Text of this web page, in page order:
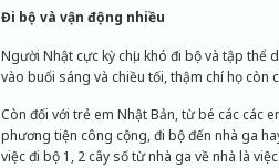
Đi bộ và vận động nhiều
Người Nhật cực kỳ chịu khó đi bộ và tập
vào buổi sáng và chiều tối, thậm chí họ còn
Còn đối với trẻ em Nhật Bản, từ bé các các
phương tiện công cộng, đi bộ đến nhà ga
việc đi bộ 1, 2 cây số từ nhà ga về nhà là